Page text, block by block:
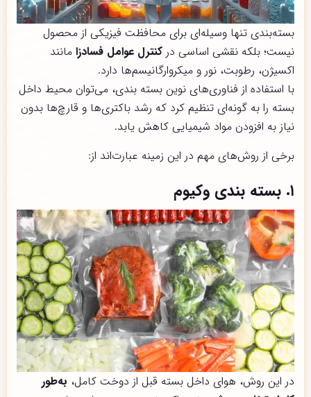
بسته‌بندی تنها وسیله‌ای برای محافظت فیزیکی از محصول
نیست؛ بلکه نقشی اساسی در کنترل عوامل فسادزامانند
اکسیژن، رطوبت، نور و میکروارگانیسم‌ها دارد.
با استفاده از فناوری‌های نوین بسته بندی، می‌توان محیط داخل
بسته را به گونه‌ای تنظیم کرد که رشد باکتری‌ها و قارچ‌ها بدون
نیاز به افزودن مواد شیمیایی کاهش یابد.
برخی از روش‌های مهم در این زمینه عبارت‌اند از:
۱. بسته بندی وکیوم
در این روش، هوای داخل بسته قبل از دوخت کامل، به‌طور